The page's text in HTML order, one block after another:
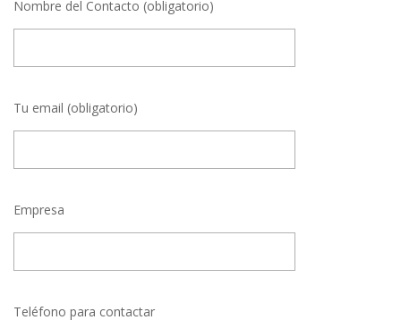
Nombre del Contacto (obligatorio)
Tu email (obligatorio)
Empresa
Teléfono para contactar